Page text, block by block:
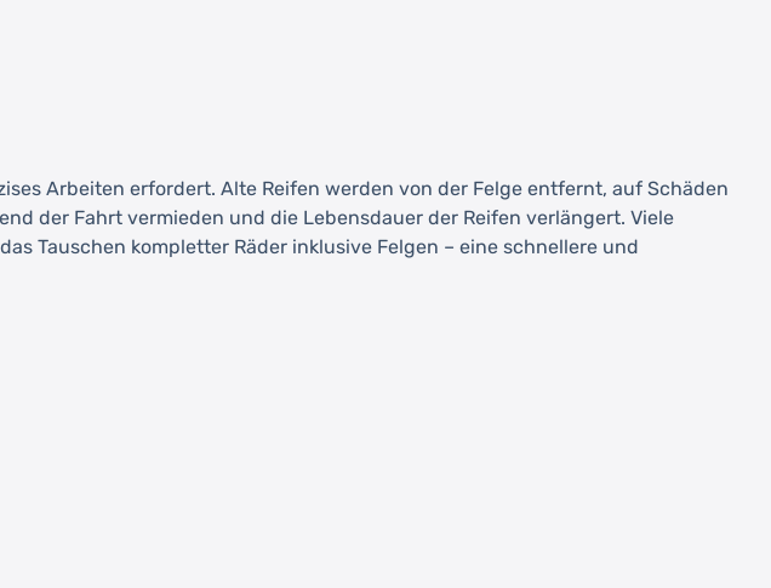
Arbeiten erfordert. Alte Reifen werden von der Felge entfernt, auf Schäden
der Fahrt vermieden und die Lebensdauer der Reifen verlängert. Viele
Tauschen kompletter Räder inklusive Felgen – eine schnellere und